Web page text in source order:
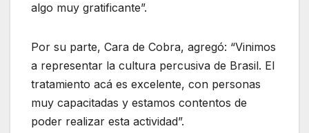
algo muy gratificante”.
Por su parte, Cara de Cobra, agregó: “Vinimos
a representar la cultura percusiva de Brasil. El
tratamiento acá es excelente, con personas
muy capacitadas y estamos contentos de
poder realizar esta actividad”.